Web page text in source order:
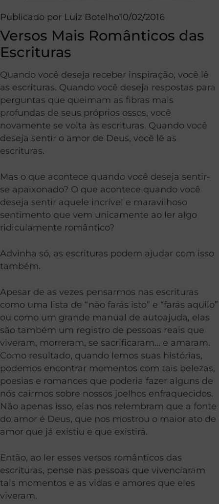
Publicado por Luiz Botelho10/02/2016
Versos Mais Românticos das
Escrituras
Quando você deseja receber inspiração, você lê
as escrituras. Quando você deseja respostas para
perguntas que queimam as fibras mais
profundas de seus próprios ossos, você
novamente se volta às escrituras. Quando você
deseja sentir o amor de Deus, você lê as
escrituras.
Mas o que acontece quando você deseja sentir-
se apaixonado? O que acontece quando você
deseja sentir aquele incrível e maravilhoso
sentimento que vem unicamente ao ler algo
ridiculamente romântico?
Advinha só, as escrituras podem ajudar com isso
também.
Apesar de as vezes pensarmos nas escrituras
como uma lista de “não farás isto” e “farás aquilo”
ou como um grande manual de autoajuda, elas
são também um registro de pessoas reais que
viveram, morreram, se sacrificaram… e amaram.
Como resultado, quando lemos suas histórias,
podemos encontrar momentos com tais belezas,
poesias e romances que poderia fazer alguns de
nós cairmos sobre nossos joelhos enfraquecidos.
Não apenas isso, elas nos relembram que a fonte
do amor é Deus, que nos mostrou o maior ato de
amor que já existiu e que existirá.
Então, ao ler esses versos românticos das
escrituras, pense nas pessoas que vivenciaram
tais momentos e as vidas e amores que eles
viveram.